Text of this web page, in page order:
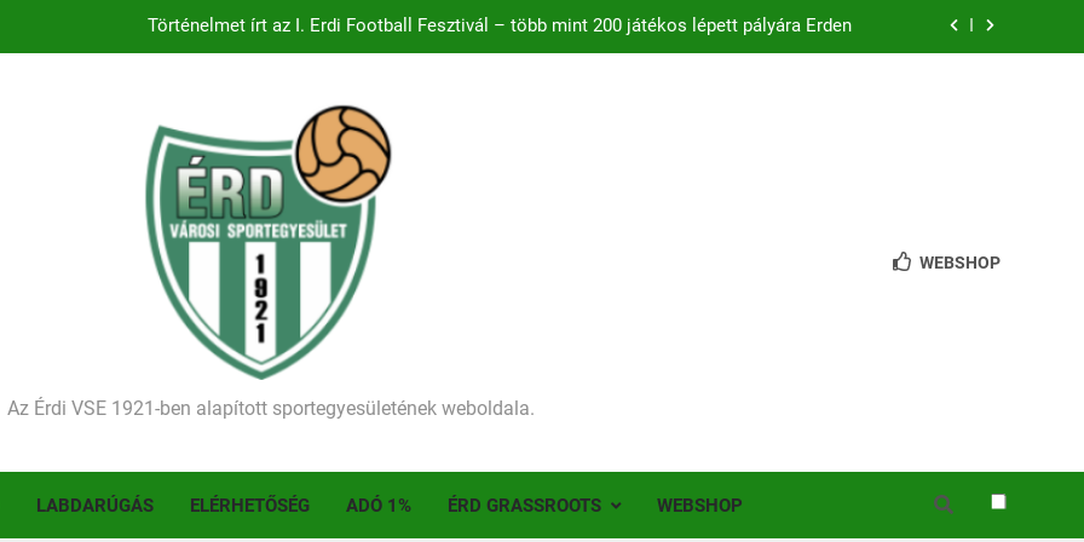
Történelmet írt az I. Érdi Football Fesztivál – több mint 200 játékos lépett pályára Érden
Kezdődik a 2026–2027-es szezon – hazai pályán rajtol az Érdi VSE!
Történelmet írt az I. Érdi Football Fesztivál – több mint 200 játékos lépett pályára Érden
Az Érdi VSE 1921-ben alapított sportegyesületének weboldala.
WEBSHOP
LABDARÚGÁS ELÉRHETŐSÉG ADÓ 1% ÉRD GRASSROOTS WEBSHOP